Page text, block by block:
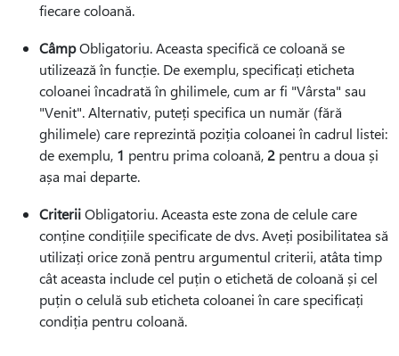
fiecare coloană.
CâmpObligatoriu. Aceasta specifică ce coloană se
utilizează în funcție. De exemplu, specificați eticheta
coloanei încadrată în ghilimele, cum ar fi "Vârsta" sau
"Venit". Alternativ, puteți specifica un număr (fără
ghilimele) care reprezintă poziția coloanei în cadrul listei:
de exemplu, 1 pentru prima coloană, 2 pentru a doua și
așa mai departe.
CriteriiObligatoriu. Aceasta este zona de celule care
conține condițiile specificate de dvs. Aveți posibilitatea să
utilizați orice zonă pentru argumentul criterii, atâta timp
cât aceasta include cel puțin o etichetă de coloană și cel
puțin o celulă sub eticheta coloanei în care specificați
condiția pentru coloană.